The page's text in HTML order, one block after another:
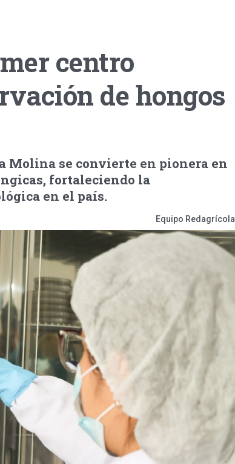
centro
de hongos
Molina se convierte en pionera en
fortaleciendo la
en el país.
Equipo Redagrícola